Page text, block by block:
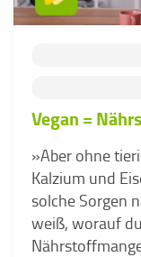
Vegan =
»Aber ohne
Kalzium und
solche Sorgen
weiß, worauf